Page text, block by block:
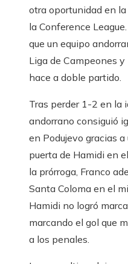
otra oportunidad en
la Conference
que un equipo
Liga de Campeones y
hace a doble partido.
Tras perder 1-2 en la
andorrano consiguió
en Podujevo gracias
puerta de Hamidi en
la prórroga, Franco
Santa Coloma en el
Hamidi no logró
marcando el gol que
a los penales.